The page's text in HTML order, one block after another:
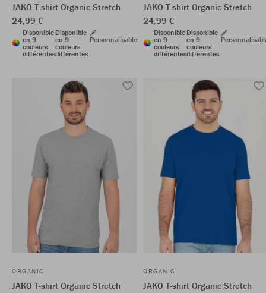
JAKO T-shirt Organic Stretch
24,99 €
Disponible
en 9
couleurs
différentes
Disponible
en 9
couleurs
différentes
Personnalisable
JAKO T-shirt Organic Stretch
24,99 €
Disponible
en 9
couleurs
différentes
Disponible
en 9
couleurs
différentes
ORGANIC
JAKO T-shirt Organic Stretch
ORGANIC
JAKO T-shirt Organic Stretch